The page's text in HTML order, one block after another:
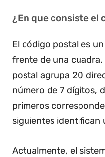
¿En que consiste el
El código postal es
frente de una
postal agrupa 20
número de 7 dígitos,
primeros
siguientes identifican
Actualmente, el